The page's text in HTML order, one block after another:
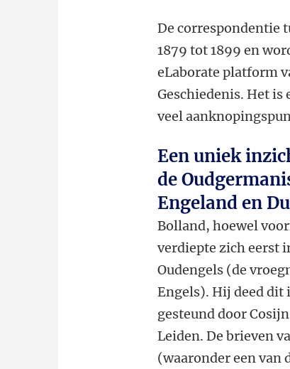
De correspondentie
1879 tot 1899 en
eLaborate platform
Geschiedenis. Het
veel
Een uniek
de
Engeland en
Bolland, hoewel
verdiepte zich eerst
Oudengels (de
Engels). Hij deed dit
gesteund door
Leiden. De brieven
(waaronder een van